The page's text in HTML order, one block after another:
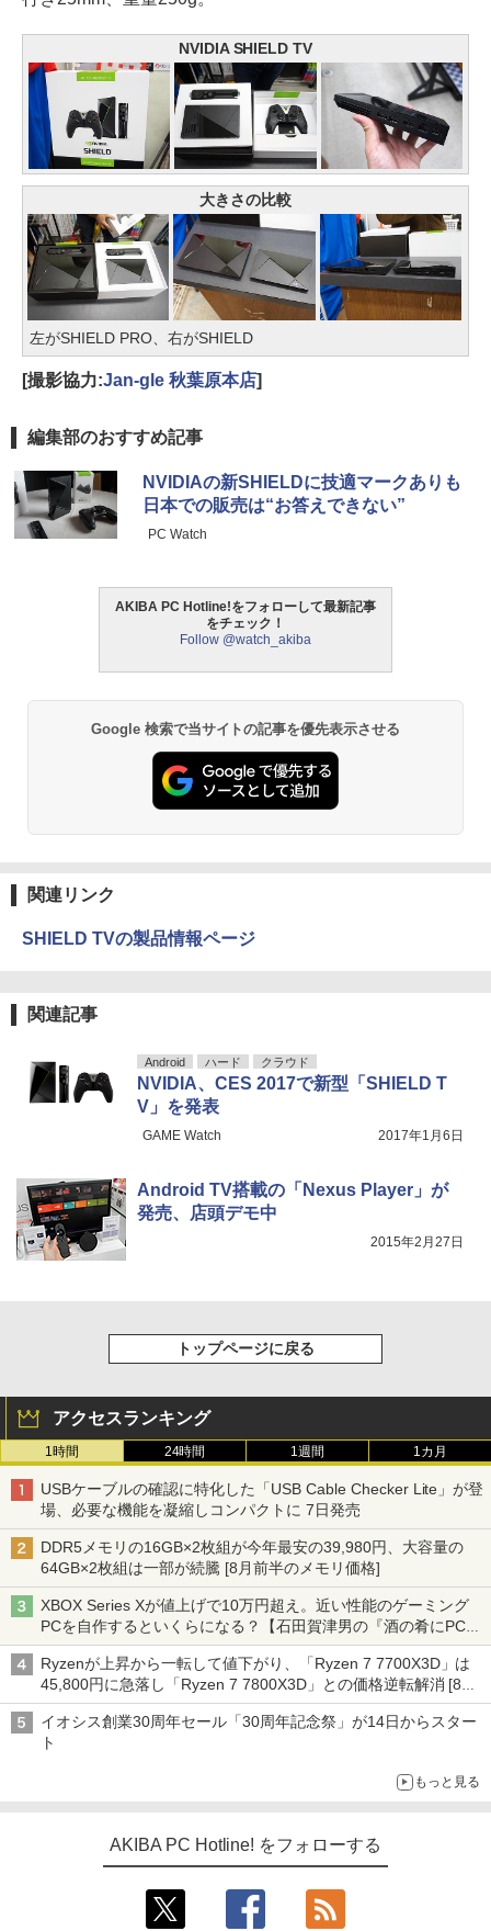
NVIDIA SHIELD TV
大きさの比較
左がSHIELD PRO、右がSHIELD
[撮影協力:Jan-gle 秋葉原本店]
編集部のおすすめ記事
NVIDIAの新SHIELDに技適マークありも
日本での販売は“お答えできない”
PC Watch
AKIBA PC Hotline!をフォローして最新記事
をチェック！
Follow @watch_akiba
Google 検索で当サイトの記事を優先表示させる
関連リンク
SHIELD TVの製品情報ページ
関連記事
Android ハード クラウド
NVIDIA、CES 2017で新型「SHIELD T
V」を発表
GAME Watch 2017年1月6日
Android TV搭載の「Nexus Player」が
発売、店頭デモ中
2015年2月27日
トップページに戻る
アクセスランキング
1時間 24時間 1週間 1カ月
USBケーブルの確認に特化した「USB Cable Checker Lite」が登
場、必要な機能を凝縮しコンパクトに 7日発売
DDR5メモリの16GB×2枚組が今年最安の39,980円、大容量の
64GB×2枚組は一部が続騰 [8月前半のメモリ価格]
XBOX Series Xが値上げで10万円超え。近い性能のゲーミング
PCを自作するといくらになる？【石田賀津男の『酒の肴にPCゲ
ーム』】
Ryzenが上昇から一転して値下がり、「Ryzen 7 7700X3D」は
45,800円に急落し「Ryzen 7 7800X3D」との価格逆転解消 [8月
前半のCPU価格]
イオシス創業30周年セール「30周年記念祭」が14日からスター
ト
もっと見る
AKIBA PC Hotline! をフォローする